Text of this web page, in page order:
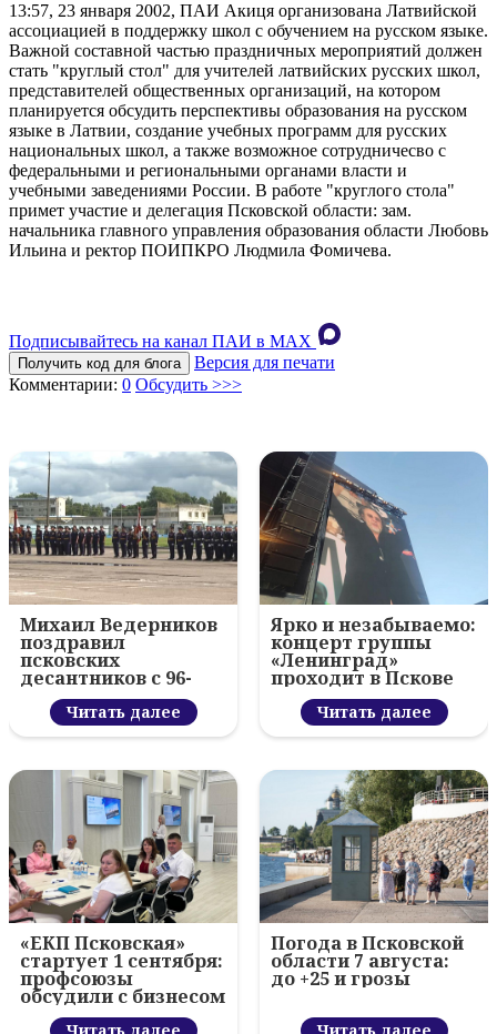
13:57, 23 января 2002, ПАИ Акиця организована Латвийской
ассоциацией в поддержку школ с обучением на русском языке.
Важной составной частью праздничных мероприятий должен
стать "круглый стол" для учителей латвийских русских школ,
представителей общественных организаций, на котором
планируется обсудить перспективы образования на русском
языке в Латвии, создание учебных программ для русских
национальных школ, а также возможное сотрудничесво с
федеральными и региональными органами власти и
учебными заведениями России. В работе "круглого стола"
примет участие и делегация Псковской области: зам.
начальника главного управления образования области Любовь
Ильина и ректор ПОИПКРО Людмила Фомичева.
Подписывайтесь на канал ПАИ в MAХ
Получить код для блога
Версия для печати
Комментарии: 0 Обсудить >>>
Михаил Ведерников
поздравил
псковских
десантников с 96-
летием ВДВ и
вручил награды
Читать далее
Ярко и незабываемо:
концерт группы
«Ленинград»
проходит в Пскове
Читать далее
«ЕКП Псковская»
стартует 1 сентября:
профсоюзы
обсудили с бизнесом
новый цифровой
Погода в Псковской
области 7 августа:
до +25 и грозы